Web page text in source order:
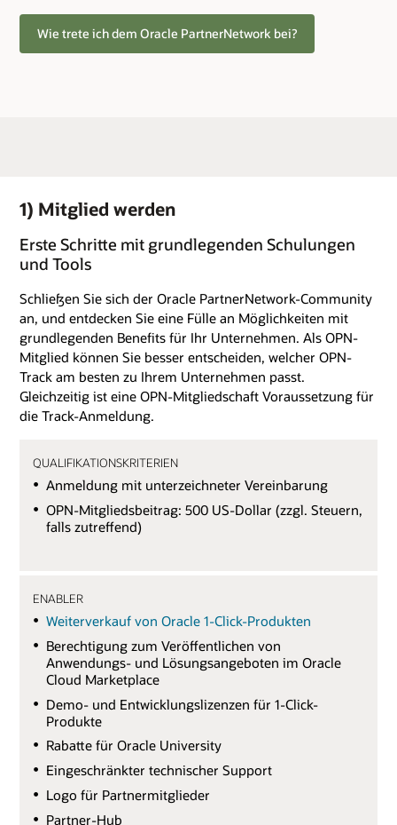
Wie trete ich dem Oracle PartnerNetwork bei?
1) Mitglied werden
Erste Schritte mit grundlegenden Schulungen
und Tools
Schließen Sie sich der Oracle PartnerNetwork-Community
an, und entdecken Sie eine Fülle an Möglichkeiten mit
grundlegenden Benefits für Ihr Unternehmen. Als OPN-
Mitglied können Sie besser entscheiden, welcher OPN-
Track am besten zu Ihrem Unternehmen passt.
Gleichzeitig ist eine OPN-Mitgliedschaft Voraussetzung für
die Track-Anmeldung.
QUALIFIKATIONSKRITERIEN
Anmeldung mit unterzeichneter Vereinbarung
OPN-Mitgliedsbeitrag: 500 US-Dollar (zzgl. Steuern,
falls zutreffend)
ENABLER
Weiterverkauf von Oracle 1-Click-Produkten
Berechtigung zum Veröffentlichen von
Anwendungs- und Lösungsangeboten im Oracle
Cloud Marketplace
Demo- und Entwicklungslizenzen für 1-Click-
Produkte
Rabatte für Oracle University
Eingeschränkter technischer Support
Logo für Partnermitglieder
Partner-Hub